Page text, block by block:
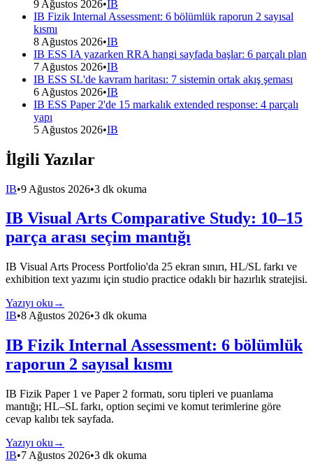
9 Ağustos 2026•IB
IB Fizik Internal Assessment: 6 bölümlük raporun 2 sayısal
kısmı
8 Ağustos 2026•IB
IB ESS IA yazarken RRA hangi sayfada başlar: 6 parçalı plan
7 Ağustos 2026•IB
IB ESS SL'de kavram haritası: 7 sistemin ortak akış şeması
6 Ağustos 2026•IB
IB ESS Paper 2'de 15 markalık extended response: 4 parçalı
yapı
5 Ağustos 2026•IB
İlgili Yazılar
IB•9 Ağustos 2026•3 dk okuma
IB Visual Arts Comparative Study: 10–15
parça arası seçim mantığı
IB Visual Arts Process Portfolio'da 25 ekran sınırı, HL/SL farkı ve
exhibition text yazımı için studio practice odaklı bir hazırlık stratejisi.
Yazıyı oku →
IB•8 Ağustos 2026•3 dk okuma
IB Fizik Internal Assessment: 6 bölümlük
raporun 2 sayısal kısmı
IB Fizik Paper 1 ve Paper 2 formatı, soru tipleri ve puanlama
mantığı; HL–SL farkı, option seçimi ve komut terimlerine göre
cevap kalıbı tek sayfada.
Yazıyı oku →
IB•7 Ağustos 2026•3 dk okuma